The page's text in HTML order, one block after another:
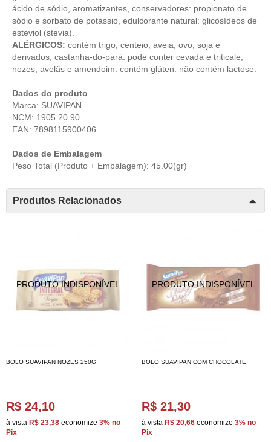
ácido de sódio, aromatizantes, conservadores: propionato de
sódio e sorbato de potássio, edulcorante natural: glicósídeos de
esteviol (stevia).
ALÉRGICOS: contém trigo, centeio, aveia, ovo, soja e
derivados, castanha-do-pará. pode conter cevada e triticale,
nozes, avelãs e amendoim. contém glúten. não contém lactose.
Dados do produto
Marca: SUAVIPAN
NCM: 1905.20.90
EAN: 7898115900406
Dados de Embalagem
Peso Total (Produto + Embalagem): 45.00(gr)
Produtos Relacionados
BOLO SUAVIPAN NOZES 250G
R$ 24,10
à vista R$ 23,38 economize 3% no
Pix
BOLO SUAVIPAN COM CHOCOLATE
R$ 21,30
à vista R$ 20,66 economize 3% no
Pix